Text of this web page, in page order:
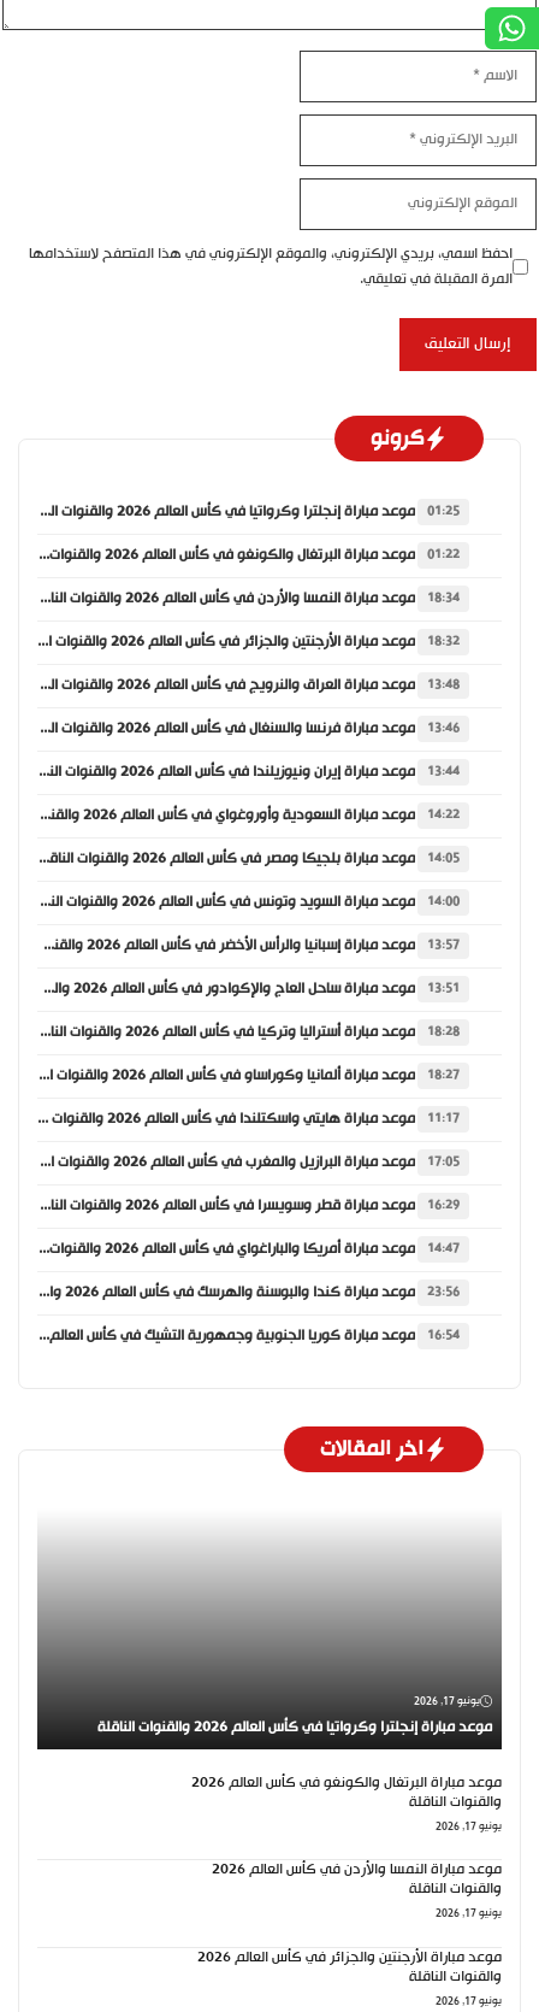
الإلكتروني
الإلكتروني
احفظ اسمي، بريدي الإلكتروني، والموقع الإلكتروني في هذا المتصفح لاستخدامها
المرة المقبلة في تعليقي.
كرونو
01:25 موعد مباراة إنجلترا وكرواتيا في كأس العالم 2026 والقنوات الناقلة
01:22 موعد مباراة البرتغال والكونغو في كأس العالم 2026 والقنوات الناقلة
18:34 موعد مباراة النمسا والأردن في كأس العالم 2026 والقنوات الناقلة
18:32 موعد مباراة الأرجنتين والجزائر في كأس العالم 2026 والقنوات الناقلة
13:48 موعد مباراة العراق والنرويج في كأس العالم 2026 والقنوات الناقلة
13:46 موعد مباراة فرنسا والسنغال في كأس العالم 2026 والقنوات الناقلة
13:44 موعد مباراة إيران ونيوزيلندا في كأس العالم 2026 والقنوات الناقلة
14:22 موعد مباراة السعودية وأوروغواي في كأس العالم 2026 والقنوات الناقلة
14:05 موعد مباراة بلجيكا ومصر في كأس العالم 2026 والقنوات الناقلة
14:00 موعد مباراة السويد وتونس في كأس العالم 2026 والقنوات الناقلة
13:57 موعد مباراة إسبانيا والرأس الأخضر في كأس العالم 2026 والقنوات الناقلة
13:51 موعد مباراة ساحل العاج والإكوادور في كأس العالم 2026 والقنوات الناقلة
18:28 موعد مباراة أستراليا وتركيا في كأس العالم 2026 والقنوات الناقلة
18:27 موعد مباراة ألمانيا وكوراساو في كأس العالم 2026 والقنوات الناقلة
11:17 موعد مباراة هايتي واسكتلندا في كأس العالم 2026 والقنوات الناقلة
17:05 موعد مباراة البرازيل والمغرب في كأس العالم 2026 والقنوات الناقلة
16:29 موعد مباراة قطر وسويسرا في كأس العالم 2026 والقنوات الناقلة
14:47 موعد مباراة أمريكا والباراغواي في كأس العالم 2026 والقنوات الناقلة
23:56 موعد مباراة كندا والبوسنة والهرسك في كأس العالم 2026 والقنوات الناقلة
16:54 موعد مباراة كوريا الجنوبية وجمهورية التشيك في كأس العالم 2026 والقنوات الناقلة
اخر المقالات
يونيو 17, 2026
موعد مباراة إنجلترا وكرواتيا في كأس العالم 2026 والقنوات الناقلة
موعد مباراة البرتغال والكونغو في كأس العالم 2026
والقنوات الناقلة
يونيو 17, 2026
موعد مباراة النمسا والأردن في كأس العالم 2026
والقنوات الناقلة
يونيو 17, 2026
موعد مباراة الأرجنتين والجزائر في كأس العالم 2026
والقنوات الناقلة
يونيو 17, 2026